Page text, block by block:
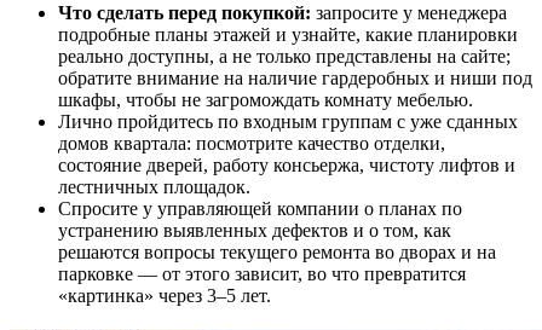
Что сделать перед покупкой: запросите у менеджера
подробные планы этажей и узнайте, какие планировки
реально доступны, а не только представлены на сайте;
обратите внимание на наличие гардеробных и ниши под
шкафы, чтобы не загромождать комнату мебелью.
Лично пройдитесь по входным группам с уже сданных
домов квартала: посмотрите качество отделки,
состояние дверей, работу консьержа, чистоту лифтов и
лестничных площадок.
Спросите у управляющей компании о планах по
устранению выявленных дефектов и о том, как
решаются вопросы текущего ремонта во дворах и на
парковке — от этого зависит, во что превратится
«картинка» через 3–5 лет.